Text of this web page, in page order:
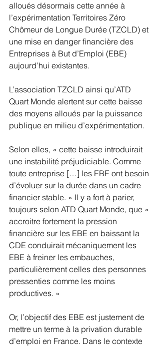
alloués désormais cette année à
l’expérimentation Territoires Zéro
Chômeur de Longue Durée (TZCLD) et
une mise en danger financière des
Entreprises à But d’Emploi (EBE)
aujourd’hui existantes.
L’association TZCLD ainsi qu’ATD
Quart Monde alertent sur cette baisse
des moyens alloués par la puissance
publique en milieu d’expérimentation.
Selon elles, « cette baisse introduirait
une instabilité préjudiciable. Comme
toute entreprise […] les EBE ont besoin
d’évoluer sur la durée dans un cadre
financier stable. » Il y a fort à parier,
toujours selon ATD Quart Monde, que «
accroitre fortement la pression
financière sur les EBE en baissant la
CDE conduirait mécaniquement les
EBE à freiner les embauches,
particulièrement celles des personnes
pressenties comme les moins
productives. »
Or, l’objectif des EBE est justement de
mettre un terme à la privation durable
d’emploi en France. Dans le contexte